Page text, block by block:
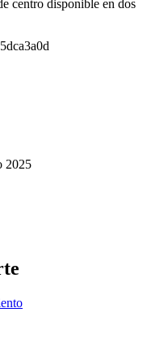
centro disponible en dos
2025